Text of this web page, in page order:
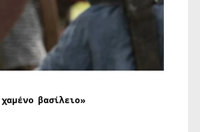
βασίλειο»